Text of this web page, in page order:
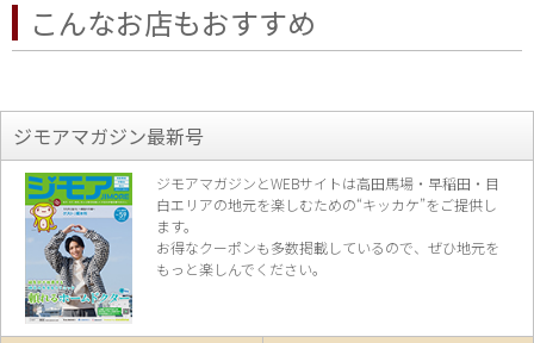
こんなお店もおすすめ
ジモアマガジン最新号
ジモアマガジンとWEBサイトは高田馬場・早稲田・目
白エリアの地元を楽しむための“キッカケ”をご提供し
ます。
お得なクーポンも多数掲載しているので、 ぜひ地元を
もっと楽しんでください。